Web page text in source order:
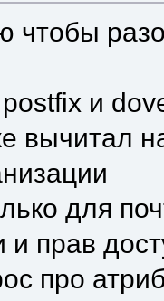
и
вычитал
для
и прав
про